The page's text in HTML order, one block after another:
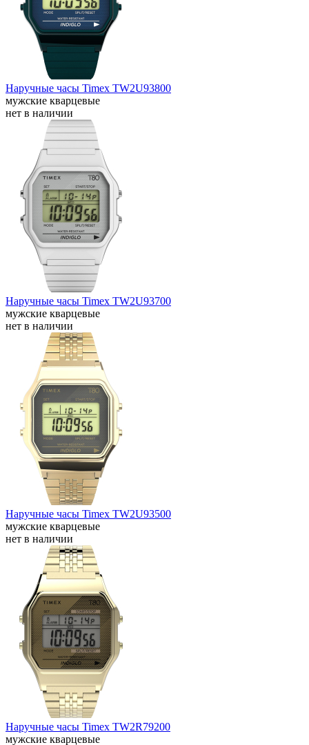
Наручные часы Timex TW2U93800
мужские кварцевые
нет в наличии
Наручные часы Timex TW2U93700
мужские кварцевые
нет в наличии
Наручные часы Timex TW2U93500
мужские кварцевые
нет в наличии
Наручные часы Timex TW2R79200
мужские кварцевые